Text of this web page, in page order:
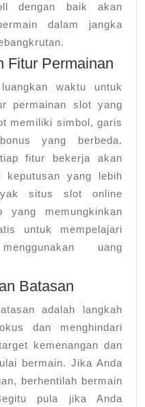
dengan baik akan
dalam jangka
Fitur Permainan
waktu untuk
permainan slot yang
memiliki simbol, garis
yang berbeda.
fitur bekerja akan
keputusan yang lebih
situs slot online
yang memungkinkan
untuk mempelajari
uang
Batasan
adalah langkah
dan menghindari
kemenangan dan
bermain. Jika Anda
berhentilah bermain
pula jika Anda